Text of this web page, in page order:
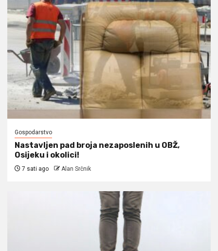
Gospodarstvo
Nastavljen pad broja nezaposlenih u OBŽ,
Osijeku i okolici!
7 sati ago Alan Srčnik